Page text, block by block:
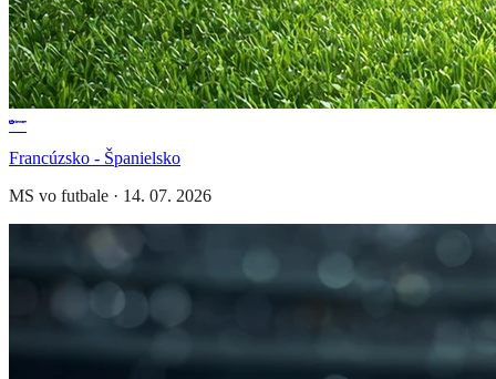
Francúzsko - Španielsko
MS vo futbale · 14. 07. 2026